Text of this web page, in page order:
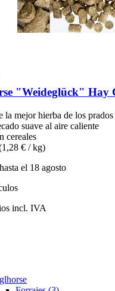
"Weideglück" Hay
la mejor hierba de los prados
suave al aire caliente
cereales
€ / kg)
el 18 agosto
incl. IVA